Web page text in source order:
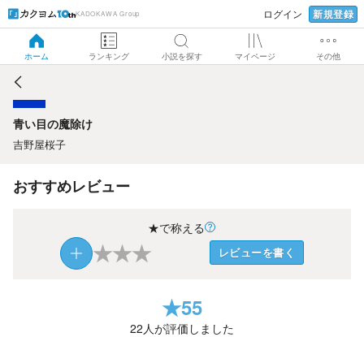
KADOKAWA Group ログイン 新規登録
ホーム ランキング 小説を探す マイページ その他
青い目の魔除け
青い目の魔除け
吉野屋桜子
おすすめレビュー
★で称える
★★★ レビューを書く
★55
22人が評価しました